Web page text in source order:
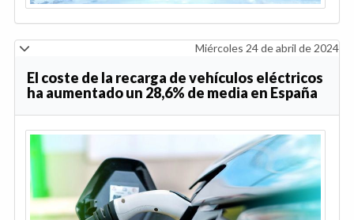
Miércoles 24 de abril de 2024
El coste de la recarga de vehículos eléctricos
ha aumentado un 28,6% de media en España